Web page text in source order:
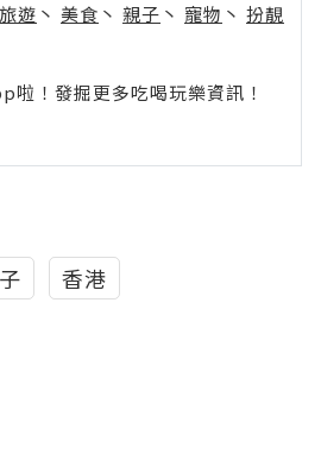
旅遊 丶 美食 丶 親子 丶 寵物 丶 扮靚
！發掘更多吃喝玩樂資訊！
香港